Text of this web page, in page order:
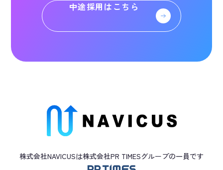
中途採用はこちら
株式会社NAVICUSは株式会社PR TIMESグループの一員です